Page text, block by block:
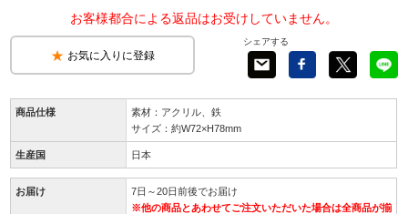
お客様都合による返品はお受けしていません。
お気に入りに登録
シェアする
商品仕様
素材：アクリル、鉄
サイズ：約W72×H78mm
生産国 日本
お届け
7日～20日前後でお届け
※他の商品とあわせてご注文いただいた場合は全商品が揃